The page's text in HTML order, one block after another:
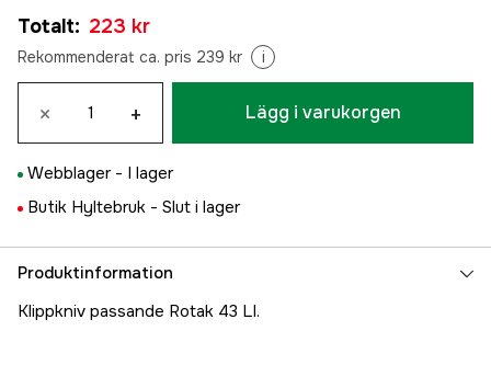
Totalt: 223 kr
Rekommenderat ca. pris 239 kr i
× + Lägg i varukorgen
Webblager - I lager
Butik Hyltebruk - Slut i lager
Produktinformation
Klippkniv passande Rotak 43 LI.